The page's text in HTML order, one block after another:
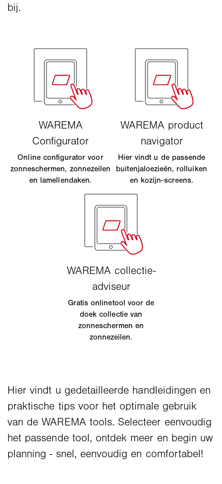
bij.
Online configurator voor
zonneschermen, zonnezeilen
en lamellendaken.
Hier vindt u de passende
buitenjaloezieën, rolluiken
en kozijn-screens.
Gratis onlinetool voor de
doek collectie van
zonneschermen en
zonnezeilen.
Hier vindt u gedetailleerde handleidingen en
praktische tips voor het optimale gebruik
van de WAREMA tools. Selecteer eenvoudig
het passende tool, ontdek meer en begin uw
planning - snel, eenvoudig en comfortabel!